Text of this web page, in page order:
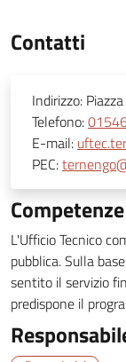
Contatti
Indirizzo:
Telefono:
E-mail:
PEC:
Competenze
L'Ufficio Tecnico
pubblica. Sulla
sentito il servizio
predispone il